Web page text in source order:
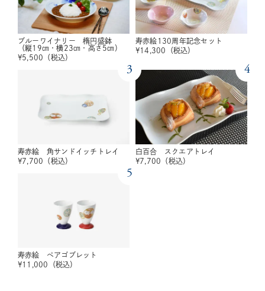
ブルーワイナリー 楕円盛鉢
（縦19㎝・横23㎝・高さ5㎝）
¥5,500 （税込）
寿赤絵130周年記念セット
¥14,300 （税込）
3
寿赤絵 角サンドイッチトレイ
¥7,700 （税込）
4
白百合 スクエアトレイ
¥7,700 （税込）
5
寿赤絵 ペアゴブレット
¥11,000 （税込）